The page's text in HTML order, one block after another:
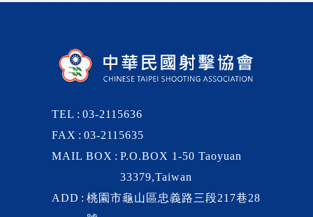
TEL
03-2115636
FAX
03-2115635
MAIL BOX
P.O.BOX 1-50 Taoyuan
33379,Taiwan
ADD
桃園市龜山區忠義路三段217巷28